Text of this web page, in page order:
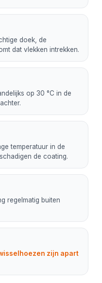
doek, de
dat vlekken intrekken.
op 30 °C in de
temperatuur in de
de coating.
regelmatig buiten
zijn apart